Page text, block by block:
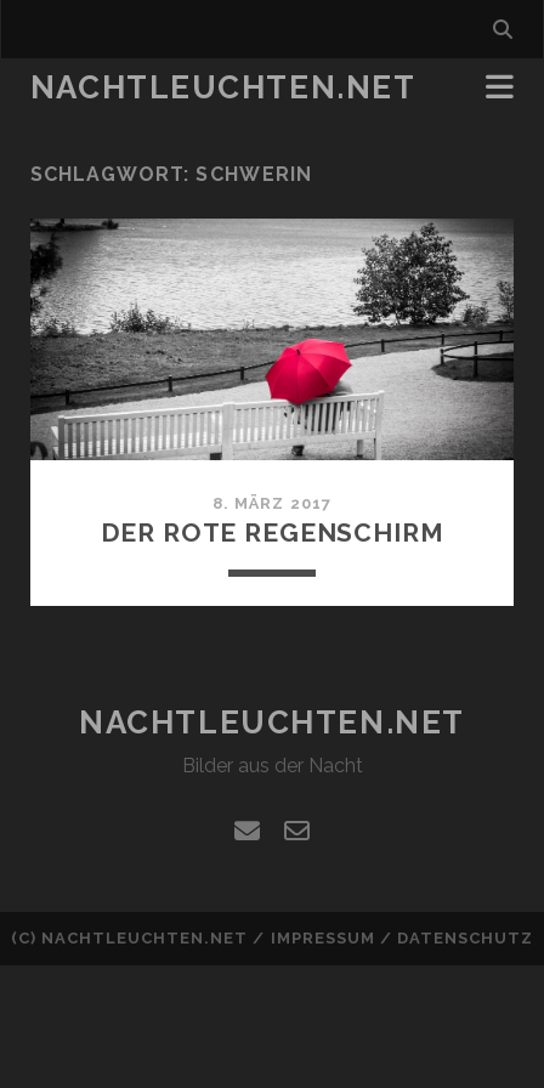
NACHTLEUCHTEN.NET
SCHLAGWORT:SCHWERIN
8. MÄRZ 2017
DER ROTE REGENSCHIRM
NACHTLEUCHTEN.NET
Bilder aus der Nacht
emailemail-
(C) NACHTLEUCHTEN.NET / IMPRESSUM / DATENSCHUTZ